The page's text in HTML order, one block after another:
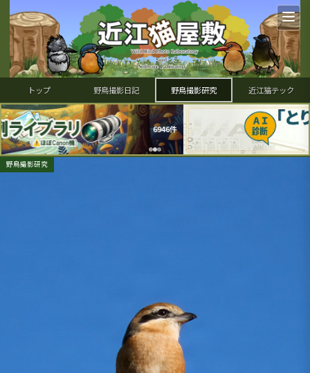
トップ 野鳥撮影日記 野鳥撮影研究 近江猫テック
野鳥撮影研究